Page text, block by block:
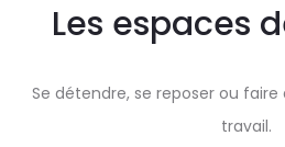
Les espaces
Se détendre, se reposer ou
travail.